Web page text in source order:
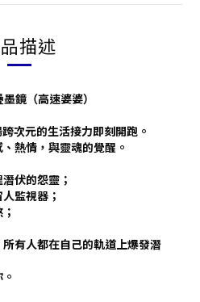
描述
鏡（高速婆婆）
次元的生活接力即刻開跑。
熱情，與靈魂的覺醒。
伏的怨靈；
監視器；
有人都在自己的軌道上爆發潛